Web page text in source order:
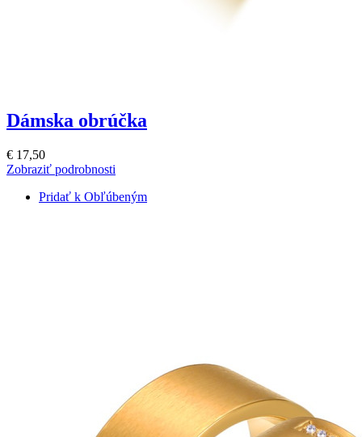
Dámska obrúčka
€ 17,50
Zobraziť podrobnosti
Pridať k Obľúbeným